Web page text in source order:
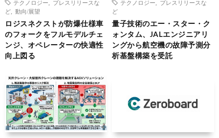
テクノロジー
プレスリリースな
ど
動向/展望
ロジスネクストが防爆仕様車
のフォークをフルモデルチェ
ンジ、オペレーターの快適性
向上図る
テクノロジー
プレスリリースな
ど
量子技術のエー・スター・ク
ォンタム、JALエンジニアリ
ングから航空機の故障予測分
析基盤構築を受託